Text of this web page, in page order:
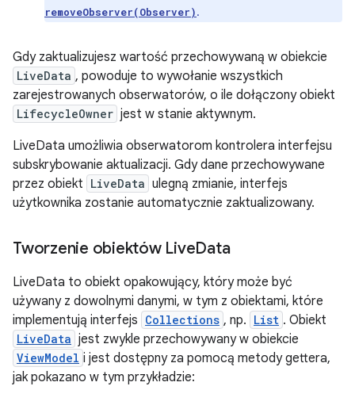
removeObserver(Observer).
Gdy zaktualizujesz wartość przechowywaną w obiekcie
LiveData , powoduje to wywołanie wszystkich
zarejestrowanych obserwatorów, o ile dołączony obiekt
LifecycleOwner jest w stanie aktywnym.
LiveData umożliwia obserwatorom kontrolera interfejsu
subskrybowanie aktualizacji. Gdy dane przechowywane
przez obiekt LiveData ulegną zmianie, interfejs
użytkownika zostanie automatycznie zaktualizowany.
Tworzenie obiektów LiveData
LiveData to obiekt opakowujący, który może być
używany z dowolnymi danymi, w tym z obiektami, które
implementują interfejs Collections , np. List . Obiekt
LiveData jest zwykle przechowywany w obiekcie
ViewModel i jest dostępny za pomocą metody gettera,
jak pokazano w tym przykładzie: